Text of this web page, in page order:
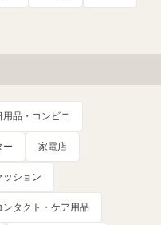
品・コンビニ
ー 家電店
ッション
ンタクト・ケア用品